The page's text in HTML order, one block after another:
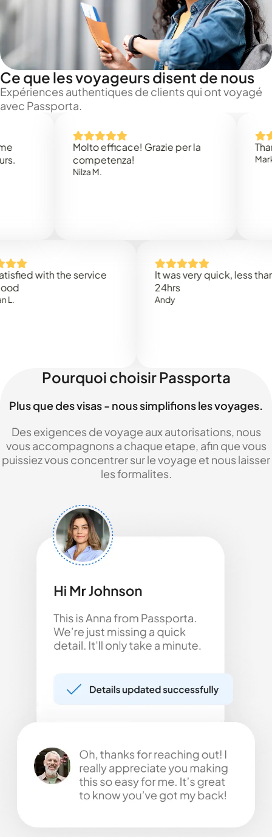
Ce que les voyageurs disent de nous
Expériences authentiques de clients qui ont voyagé
avec Passporta.
Molto efficace! Grazie per la
competenza!
Nilza M.
Thank
Mark N.
with the service
It was very quick, less than
Pourquoi choisir Passporta
Plus que des visas - nous simplifions les voyages.
Des exigences de voyage aux autorisations, nous
vous accompagnons a chaque etape, afin que vous
puissiez vous concentrer sur le voyage et nous laisser
les formalites.